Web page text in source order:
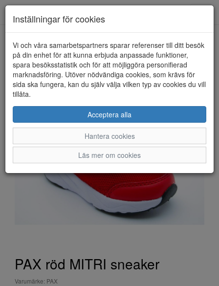
HEM PAX
PAX röd MITRI sneaker
Varumärke: PAX
Inställningar för cookies
Vi och våra samarbetspartners sparar referenser till ditt besök
på din enhet för att kunna erbjuda anpassade funktioner,
spara besöksstatistik och för att möjliggöra personifierad
marknadsföring. Utöver nödvändiga cookies, som krävs för
sida ska fungera, kan du själv välja vilken typ av cookies du vill
tillåta.
Acceptera alla
Hantera cookies
Läs mer om cookies